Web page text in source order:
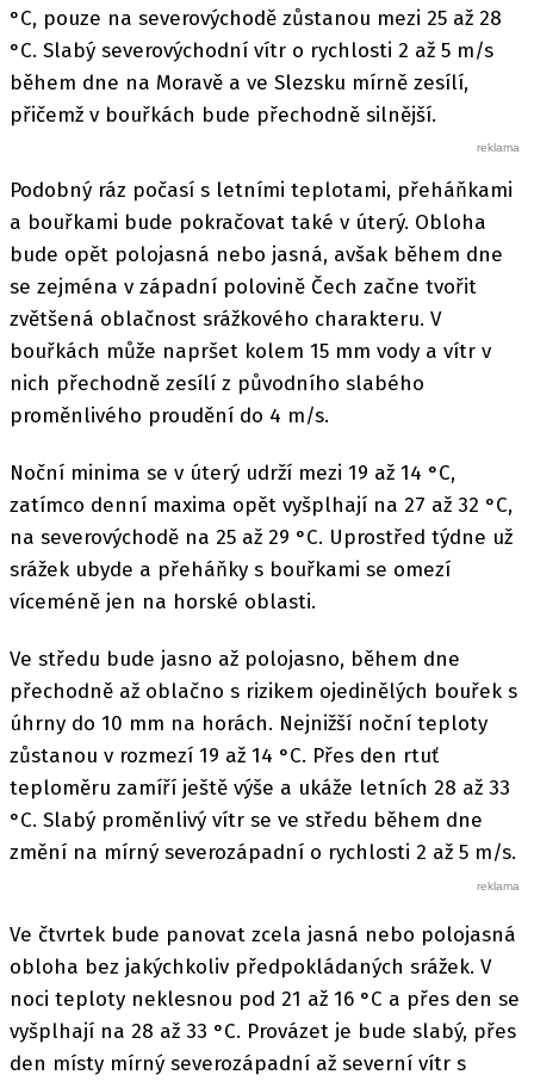
°C, pouze na severovýchodě zůstanou mezi 25 až 28
°C. Slabý severovýchodní vítr o rychlosti 2 až 5 m/s
během dne na Moravě a ve Slezsku mírně zesílí,
přičemž v bouřkách bude přechodně silnější.
Podobný ráz počasí s letními teplotami, přeháňkami
a bouřkami bude pokračovat také v úterý. Obloha
bude opět polojasná nebo jasná, avšak během dne
se zejména v západní polovině Čech začne tvořit
zvětšená oblačnost srážkového charakteru. V
bouřkách může napršet kolem 15 mm vody a vítr v
nich přechodně zesílí z původního slabého
proměnlivého proudění do 4 m/s.
Noční minima se v úterý udrží mezi 19 až 14 °C,
zatímco denní maxima opět vyšplhají na 27 až 32 °C,
na severovýchodě na 25 až 29 °C. Uprostřed týdne už
srážek ubyde a přeháňky s bouřkami se omezí
víceméně jen na horské oblasti.
Ve středu bude jasno až polojasno, během dne
přechodně až oblačno s rizikem ojedinělých bouřek s
úhrny do 10 mm na horách. Nejnižší noční teploty
zůstanou v rozmezí 19 až 14 °C. Přes den rtuť
teploměru zamíří ještě výše a ukáže letních 28 až 33
°C. Slabý proměnlivý vítr se ve středu během dne
změní na mírný severozápadní o rychlosti 2 až 5 m/s.
Ve čtvrtek bude panovat zcela jasná nebo polojasná
obloha bez jakýchkoliv předpokládaných srážek. V
noci teploty neklesnou pod 21 až 16 °C a přes den se
vyšplhají na 28 až 33 °C. Provázet je bude slabý, přes
den místy mírný severozápadní až severní vítr s